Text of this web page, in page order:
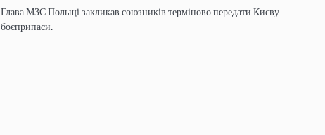
Глава МЗС Польщі закликав союзників терміново передати Києву
боєприпаси.